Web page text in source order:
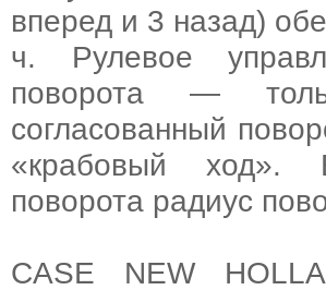
вперед и 3 назад)
ч. Рулевое
поворота —
согласованный
«крабовый ход».
поворота радиус
CASE NEW